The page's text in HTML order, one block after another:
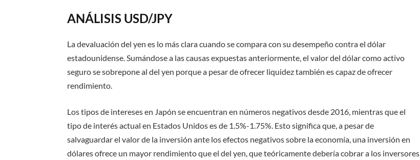
ANÁLISIS USD/JPY
La devaluación del yen es lo más clara cuando se compara con su desempeño contra el dólar
estadounidense. Sumándose a las causas expuestas anteriormente, el valor del dólar como activo
seguro se sobrepone al del yen porque a pesar de ofrecer liquidez también es capaz de ofrecer
rendimiento.
Los tipos de intereses en Japón se encuentran en números negativos desde 2016, mientras que el
tipo de interés actual en Estados Unidos es de 1.5%-1.75%. Esto significa que, a pesar de
salvaguardar el valor de la inversión ante los efectos negativos sobre la economía, una inversión en
dólares ofrece un mayor rendimiento que el del yen, que teóricamente debería cobrar a los inversores